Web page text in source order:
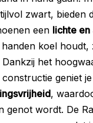
zwart, bieden
een lichte
handen koel houdt,
Dankzij het
geniet
,
genot wordt. De